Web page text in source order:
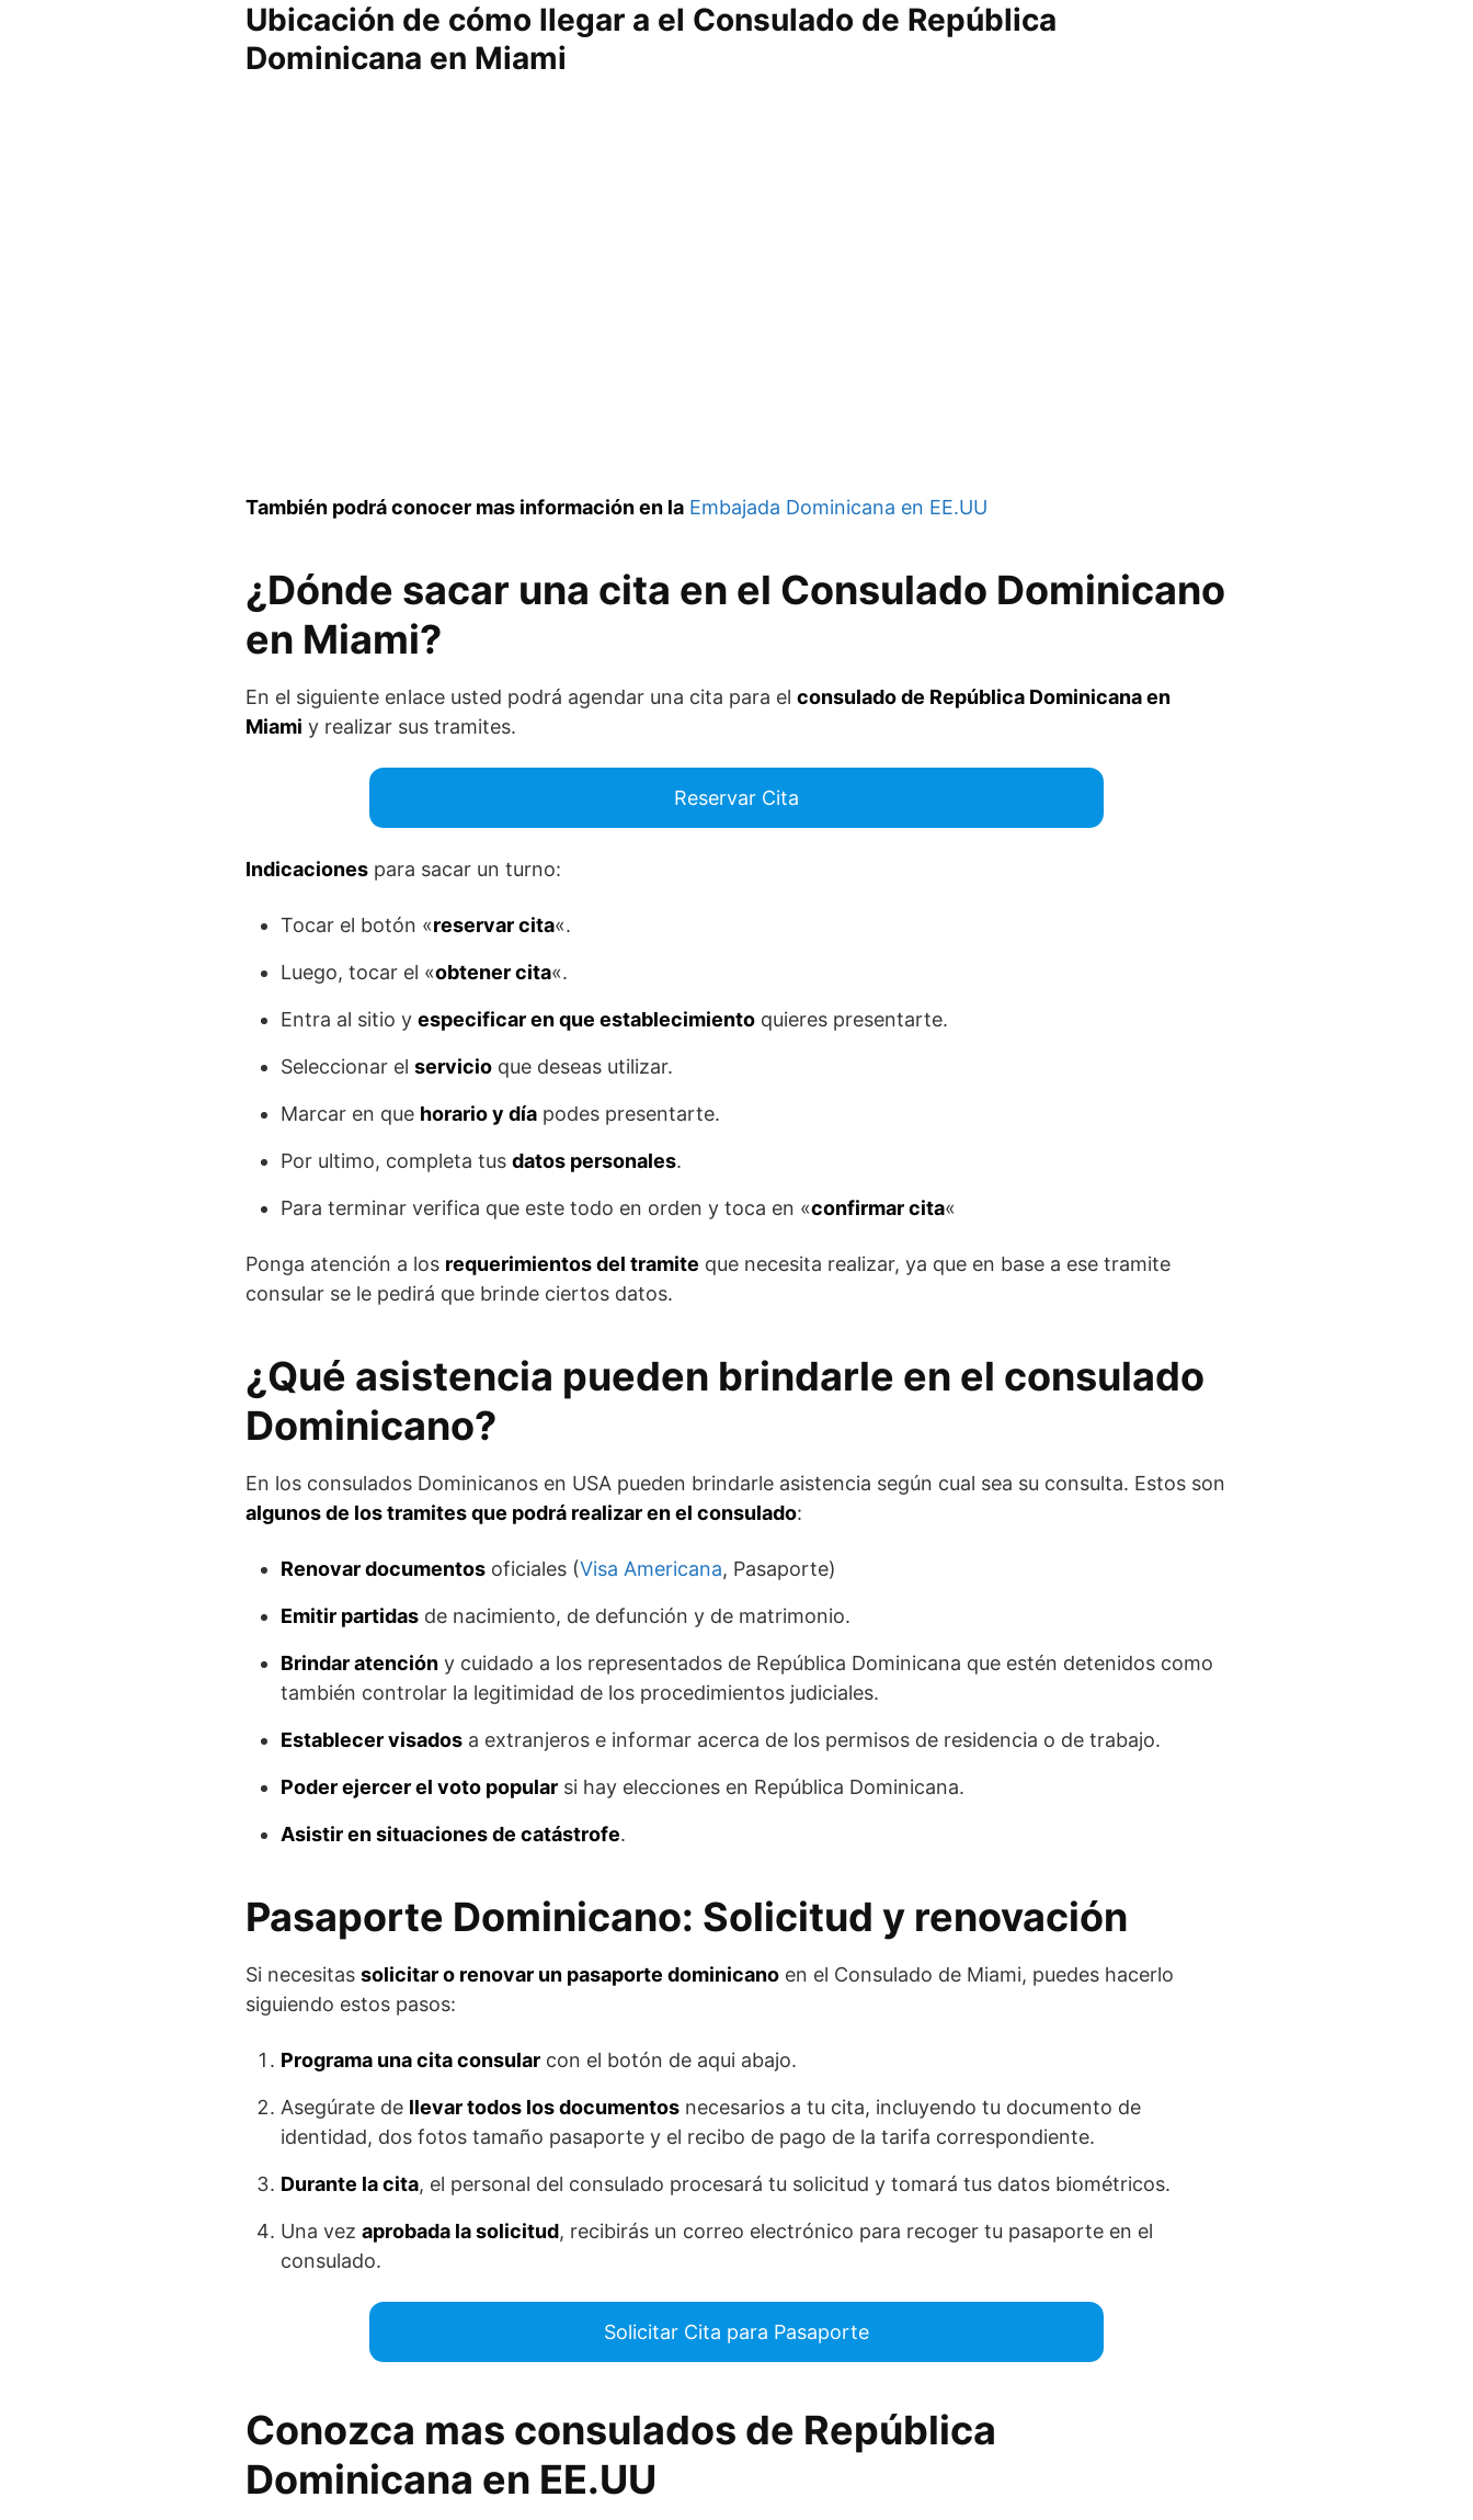
Ubicación de cómo llegar a el Consulado de República
Dominicana en Miami
También podrá conocer mas información en la Embajada Dominicana en EE.UU
¿Dónde sacar una cita en el Consulado Dominicano
en Miami?
En el siguiente enlace usted podrá agendar una cita para el consulado de República Dominicana en
Miami y realizar sus tramites.
Reservar Cita
Indicaciones para sacar un turno:
Tocar el botón «reservar cita«.
Luego, tocar el «obtener cita«.
Entra al sitio y especificar en que establecimiento quieres presentarte.
Seleccionar el servicio que deseas utilizar.
Marcar en que horario y día podes presentarte.
Por ultimo, completa tus datos personales.
Para terminar verifica que este todo en orden y toca en «confirmar cita«
Ponga atención a los requerimientos del tramite que necesita realizar, ya que en base a ese tramite
consular se le pedirá que brinde ciertos datos.
¿Qué asistencia pueden brindarle en el consulado
Dominicano?
En los consulados Dominicanos en USA pueden brindarle asistencia según cual sea su consulta. Estos son
algunos de los tramites que podrá realizar en el consulado:
Renovar documentos oficiales (Visa Americana, Pasaporte)
Emitir partidas de nacimiento, de defunción y de matrimonio.
Brindar atención y cuidado a los representados de República Dominicana que estén detenidos como
también controlar la legitimidad de los procedimientos judiciales.
Establecer visados a extranjeros e informar acerca de los permisos de residencia o de trabajo.
Poder ejercer el voto popular si hay elecciones en República Dominicana.
Asistir en situaciones de catástrofe.
Pasaporte Dominicano: Solicitud y renovación
Si necesitas solicitar o renovar un pasaporte dominicano en el Consulado de Miami, puedes hacerlo
siguiendo estos pasos:
Programa una cita consular con el botón de aqui abajo.
Asegúrate de llevar todos los documentos necesarios a tu cita, incluyendo tu documento de
identidad, dos fotos tamaño pasaporte y el recibo de pago de la tarifa correspondiente.
Durante la cita, el personal del consulado procesará tu solicitud y tomará tus datos biométricos.
Una vez aprobada la solicitud, recibirás un correo electrónico para recoger tu pasaporte en el
consulado.
Solicitar Cita para Pasaporte
Conozca mas consulados de República
Dominicana en EE.UU